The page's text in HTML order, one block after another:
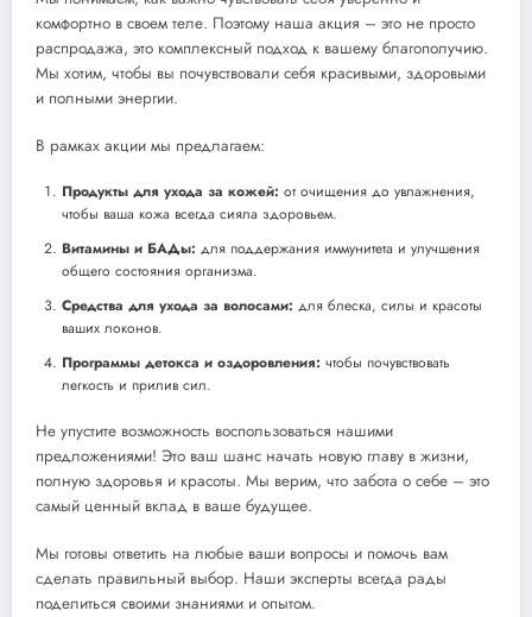
комфортно в своем теле. Поэтому наша акция – это не просто
распродажа, это комплексный подход к вашему благополучию.
Мы хотим, чтобы вы почувствовали себя красивыми, здоровыми
и полными энергии.
В рамках акции мы предлагаем:
Продукты для ухода за кожей: от очищения до увлажнения,
чтобы ваша кожа всегда сияла здоровьем.
Витамины и БАДы: для поддержания иммунитета и улучшения
общего состояния организма.
Средства для ухода за волосами: для блеска, силы и красоты
ваших локонов.
Программы детокса и оздоровления: чтобы почувствовать
легкость и прилив сил.
Не упустите возможность воспользоваться нашими
предложениями! Это ваш шанс начать новую главу в жизни,
полную здоровья и красоты. Мы верим, что забота о себе – это
самый ценный вклад в ваше будущее.
Мы готовы ответить на любые ваши вопросы и помочь вам
сделать правильный выбор. Наши эксперты всегда рады
поделиться своими знаниями и опытом.